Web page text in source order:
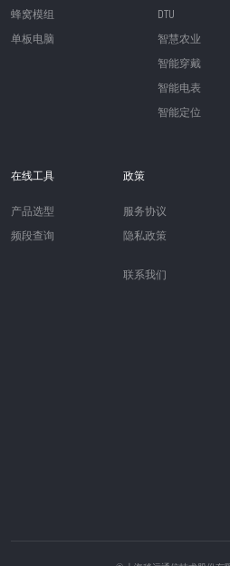
蜂窝模组
单板电脑
DTU
智慧农业
智能穿戴
智能电表
智能定位
在线工具
产品选型
频段查询
政策
服务协议
隐私政策
联系我们